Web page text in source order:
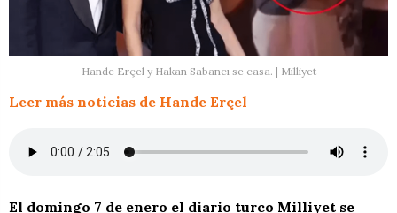
Hande Erçel y Hakan Sabancı se casa. | Milliyet
Leer más noticias de Hande Erçel
El domingo 7 de enero el diario turco Milliyet se